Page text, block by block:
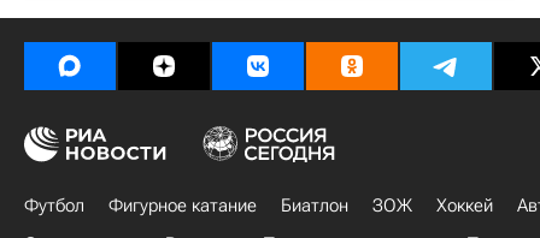
Футбол Фигурное катание Биатлон ЗОЖ Хоккей